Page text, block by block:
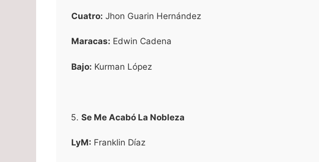
Cuatro: Jhon Guarin Hernández
Maracas: Edwin Cadena
Bajo: Kurman López
Se Me Acabó La Nobleza
LyM: Franklin Díaz